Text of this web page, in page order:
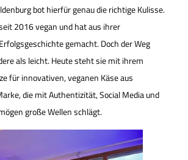
bot hierfür genau die richtige Kulisse.
2016 vegan und hat aus ihrer
gemacht. Doch der Weg
als leicht. Heute steht sie mit ihrem
für innovativen, veganen Käse aus
die mit Authentizität, Social Media und
große Wellen schlägt.